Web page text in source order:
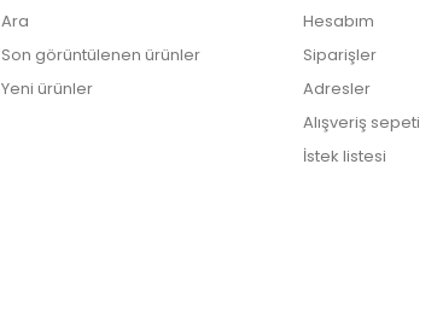
Ara
Son görüntülenen ürünler
Yeni ürünler
Hesabım
Siparişler
Adresler
Alışveriş sepeti
İstek listesi